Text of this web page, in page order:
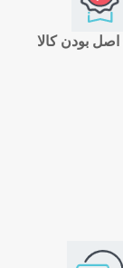
بودن کالا